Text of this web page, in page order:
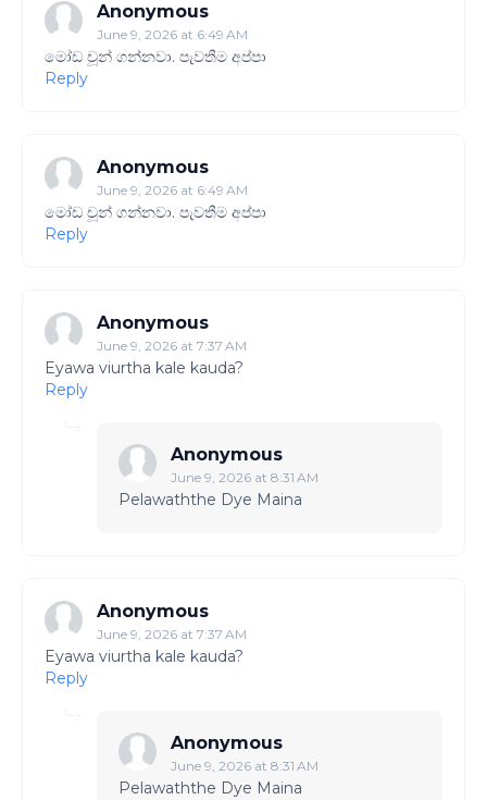
Anonymous
June 9, 2026 at 6:49 AM
මෝඩ චූන් ගන්නවා. පැවතීම අප්පා
Reply
Anonymous
June 9, 2026 at 6:49 AM
මෝඩ චූන් ගන්නවා. පැවතීම අප්පා
Reply
Anonymous
June 9, 2026 at 7:37 AM
Eyawa viurtha kale kauda?
Reply
Anonymous
June 9, 2026 at 8:31 AM
Pelawaththe Dye Maina
Anonymous
June 9, 2026 at 7:37 AM
Eyawa viurtha kale kauda?
Reply
Anonymous
June 9, 2026 at 8:31 AM
Pelawaththe Dye Maina